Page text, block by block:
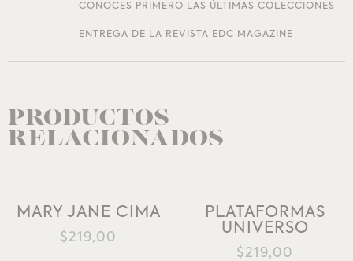
CONOCES PRIMERO LAS ÚLTIMAS COLECCIONES
ENTREGA DE LA REVISTA EDC MAGAZINE
PRODUCTOS
RELACIONADOS
LISTA DE DESEOS
MARY JANE CIMA
$219,00
AÑADIR A LA
PLATAFORMAS
UNIVERSO
$219,00